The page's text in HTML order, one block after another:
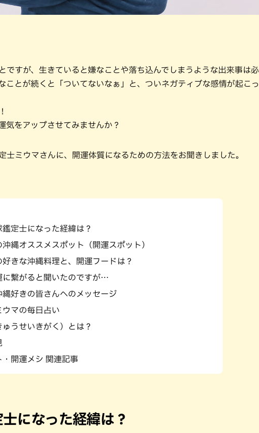
ですが、生きていると嫌なことや落ち込んでしまうような出来事は必
ことが続くと「ついてないなぁ」と、ついネガティブな感情が起こっ
気をアップさせてみませんか？
士ミウマさんに、開運体質になるための方法をお聞きしました。
鑑定士になった経緯は？
縄オススメスポット（開運スポット）
好きな沖縄料理と、開運フードは？
に繋がると聞いたのですが…
縄好きの皆さんへのメッセージ
マの毎日占い
うせいきがく）とは？
・開運メシ 関連記事
になった経緯は？